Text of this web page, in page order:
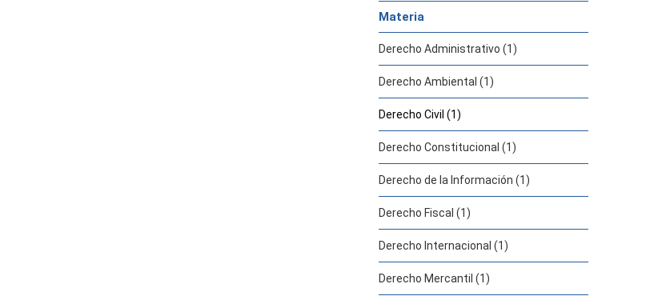
Materia
Derecho Administrativo (1)
Derecho Ambiental (1)
Derecho Civil (1)
Derecho Constitucional (1)
Derecho de la Información (1)
Derecho Fiscal (1)
Derecho Internacional (1)
Derecho Mercantil (1)